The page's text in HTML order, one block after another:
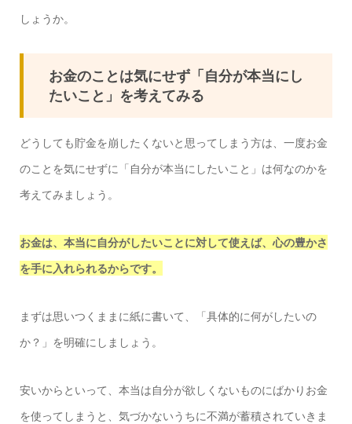
しょうか。
お金のことは気にせず「自分が本当にし
たいこと」を考えてみる
どうしても貯金を崩したくないと思ってしまう方は、一度お金
のことを気にせずに「自分が本当にしたいこと」は何なのかを
考えてみましょう。
お金は、本当に自分がしたいことに対して使えば、心の豊かさ
を手に入れられるからです。
まずは思いつくままに紙に書いて、「具体的に何がしたいの
か？」を明確にしましょう。
安いからといって、本当は自分が欲しくないものにばかりお金
を使ってしまうと、気づかないうちに不満が蓄積されていきま